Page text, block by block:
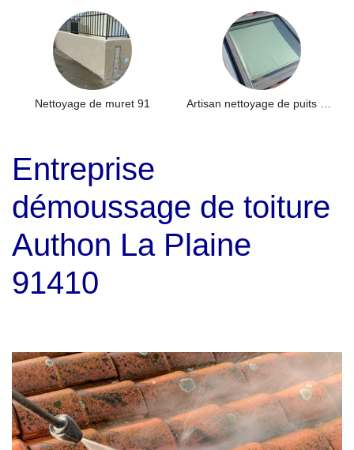
Nettoyage de muret 91
Entreprise
démoussage de toiture
Authon La Plaine
91410